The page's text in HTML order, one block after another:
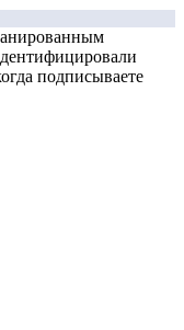
подписываете